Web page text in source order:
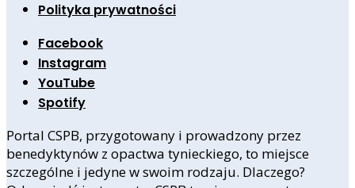
Polityka prywatności
Facebook
Instagram
YouTube
Spotify
Portal CSPB, przygotowany i prowadzony przez
benedyktynów z opactwa tynieckiego, to miejsce
szczególne i jedyne w swoim rodzaju. Dlaczego?